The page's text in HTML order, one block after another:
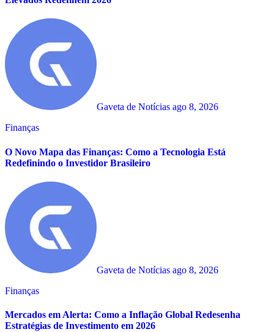
Gaveta de Notícias ago 8, 2026
Finanças
O Novo Mapa das Finanças: Como a Tecnologia Está
Redefinindo o Investidor Brasileiro
Gaveta de Notícias ago 8, 2026
Finanças
Mercados em Alerta: Como a Inflação Global Redesenha
Estratégias de Investimento em 2026